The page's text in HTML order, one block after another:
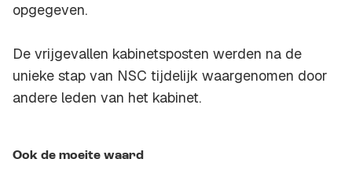
opgegeven.
De vrijgevallen kabinetsposten werden na de
unieke stap van NSC tijdelijk waargenomen door
andere leden van het kabinet.
Ook de moeite waard